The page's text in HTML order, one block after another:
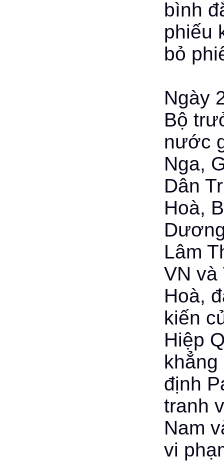
bình
phiếu
bỏ
Ngày
Bộ
nước
Nga,
Dân
Hoà,
Lâm
VN và
Hoà,
kiến
Hiệp
định
tranh
Nam
vi